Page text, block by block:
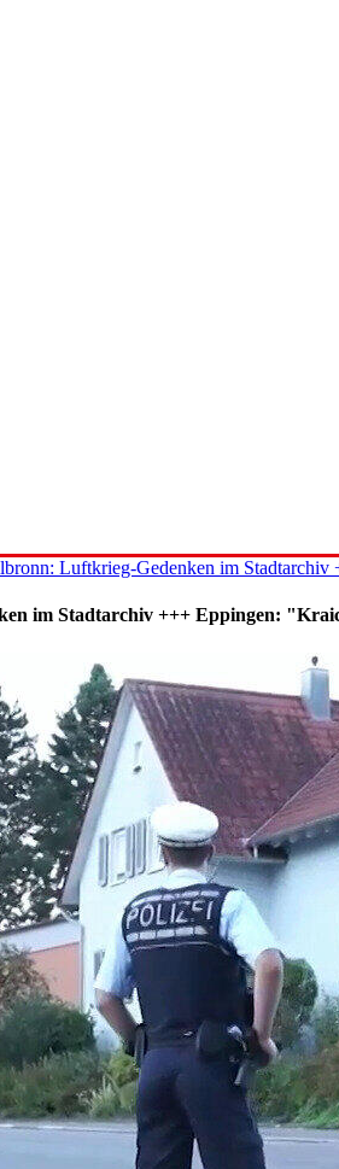
Luftkrieg-Gedenken im
im Stadtarchiv +++ Eppingen: